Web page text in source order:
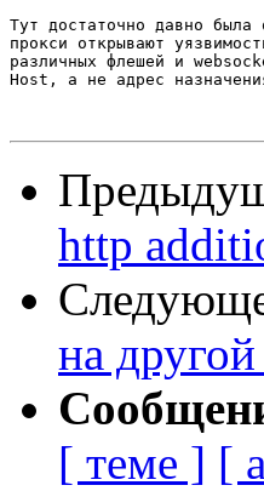
Тут достаточно давно
прокcи открывают
различных флешей и
Host, а не адрес
http
на другой
[ теме ] [